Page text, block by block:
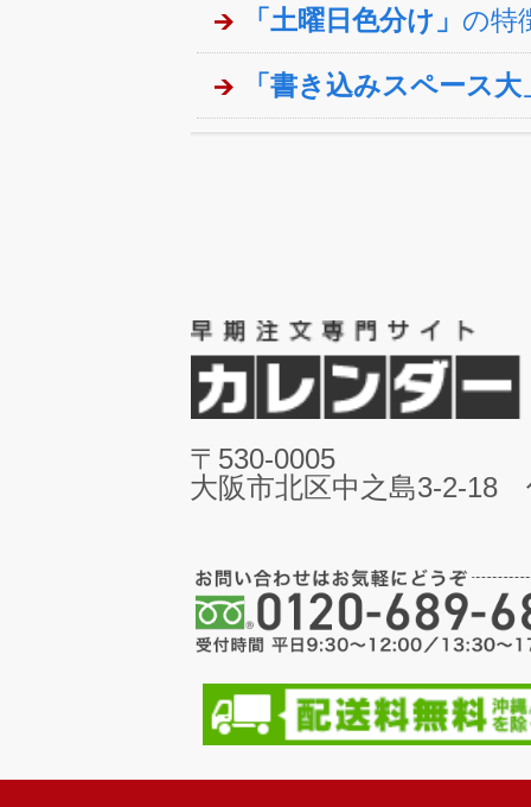
「土曜日色分け」 の特
「書き込みスペース大
〒530-0005
大阪市北区中之島3-2-18